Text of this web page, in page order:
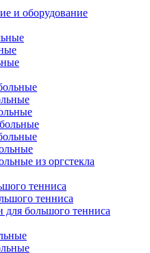
и оборудование
из оргстекла
тенниса
тенниса
для большого тенниса